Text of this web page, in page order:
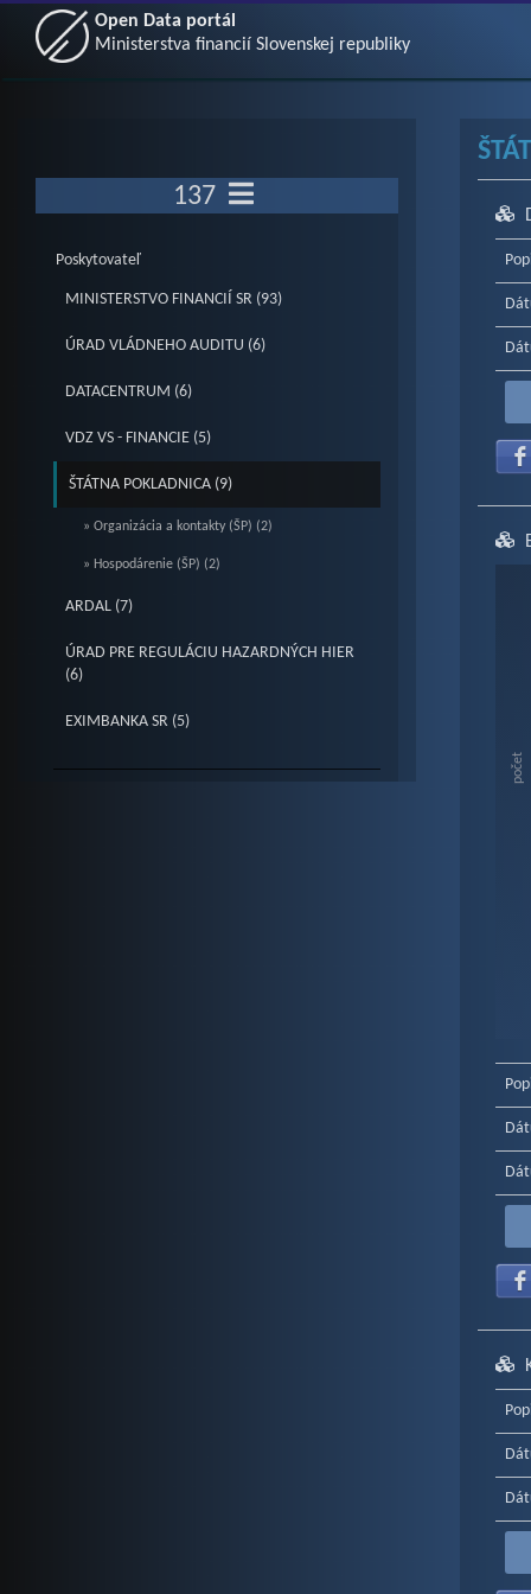
Open Data portál
Ministerstva financií Slovenskej republiky
137
Poskytovateľ
MINISTERSTVO FINANCIÍ SR (93)
ÚRAD VLÁDNEHO AUDITU (6)
DATACENTRUM (6)
VDZ VS - FINANCIE (5)
ŠTÁTNA POKLADNICA (9)
» Organizácia a kontakty (ŠP) (2)
» Hospodárenie (ŠP) (2)
ARDAL (7)
ÚRAD PRE REGULÁCIU HAZARDNÝCH HIER
(6)
EXIMBANKA SR (5)
Bar
počet